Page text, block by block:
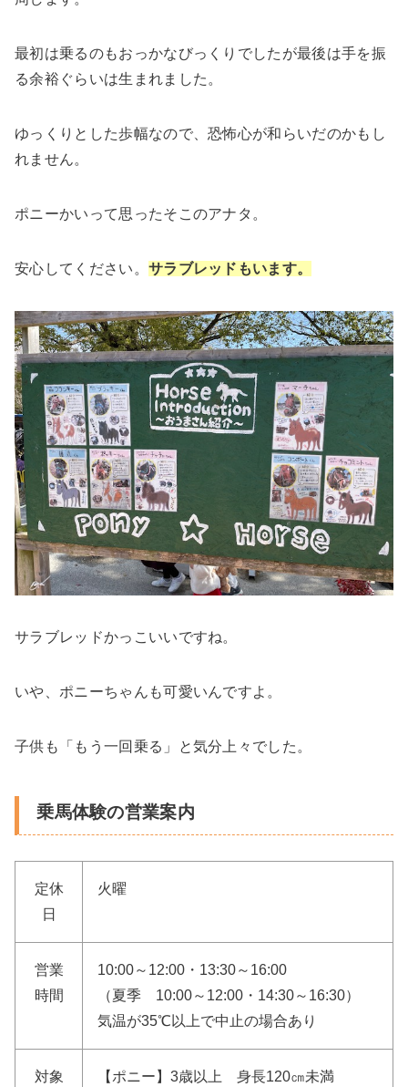
最初は乗るのもおっかなびっくりでしたが最後は手を振
る余裕ぐらいは生まれました。
ゆっくりとした歩幅なので、恐怖心が和らいだのかもし
れません。
ポニーかいって思ったそこのアナタ。
安心してください。 サラブレッドもいます。
サラブレッドかっこいいですね。
いや、ポニーちゃんも可愛いんですよ。
子供も「もう一回乗る」と気分上々でした。
乗馬体験の営業案内
定休
日
火曜
営業
時間
10:00～12:00・13:30～16:00
（夏季 10:00～12:00・14:30～16:30）
気温が35℃以上で中止の場合あり
対象
【ポニー】3歳以上 身長120㎝未満